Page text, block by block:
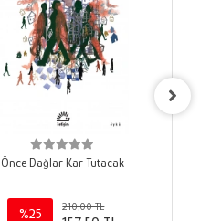
Önce Dağlar Kar Tutacak
%25
210,00 TL